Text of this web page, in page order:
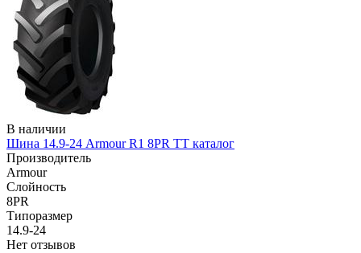
В наличии
Шина 14.9-24 Armour R1 8PR TT каталог
Производитель
Armour
Слойность
8PR
Типоразмер
14.9-24
Нет отзывов